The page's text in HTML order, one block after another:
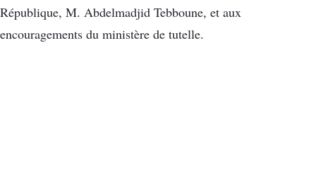
République, M. Abdelmadjid Tebboune, et aux
encouragements du ministère de tutelle.